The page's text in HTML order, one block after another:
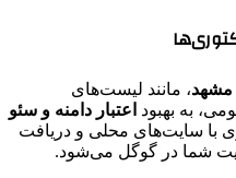
مشهد، مانند لیست‌های
به بهبود اعتبار دامنه و سئو
با سایت‌های محلی و دریافت
شما در گوگل می‌شود.